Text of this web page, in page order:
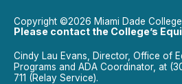
Copyright ©2026 Miami Dade College
Please contact the College’s
Cindy Lau Evans, Director, Office of
Programs and ADA Coordinator, at
711 (Relay Service).